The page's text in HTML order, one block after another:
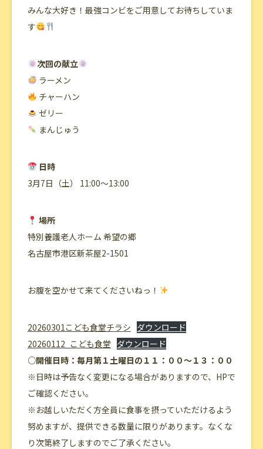
みんな大好き！最強コンビをご用意してお待ちしていま
す
次回の献立
ラーメン
チャーハン
ゼリー
まんじゅう
日時
3月7日（土） 11:00〜13:00
場所
特別養護老人ホーム 希望の郷
名古屋市港区新茶屋2-1501
お腹を空かせて来てくださいねっ！
20260301こども食堂チラシ ダウンロード
20260112_こども食堂 ダウンロード
○開催日時：毎月第１土曜日の１１：００～１３：００
※日時は予告なく変更になる場合がありますので、HPで
ご確認ください。
※お越しいただく方全員に食事を摂っていただけるよう
努めますが、提供できる数量に限りがあります。なくな
り次第終了しますのでご了承ください。